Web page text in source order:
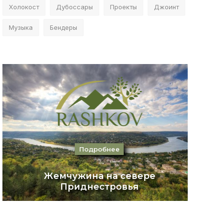
Холокост Дубоссары Проекты Джоинт
Музыка Бендеры